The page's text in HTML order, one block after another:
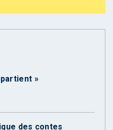
»
des contes